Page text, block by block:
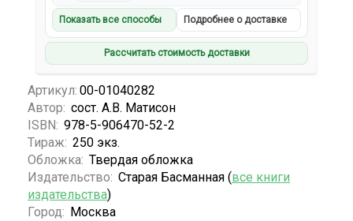
Показать все способы Подробнее о доставке
Рассчитать стоимость доставки
Артикул: 00-01040282
Автор: сост. А.В. Матисон
ISBN: 978-5-906470-52-2
Тираж: 250 экз.
Обложка: Твердая обложка
Издательство: Старая Басманная (все книги
издательства)
Город: Москва